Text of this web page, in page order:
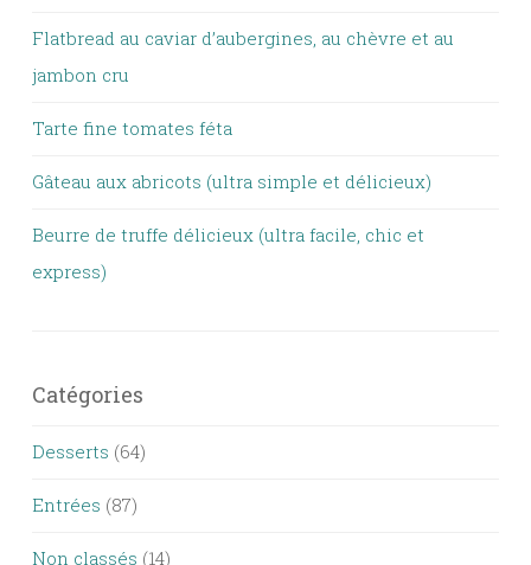
Flatbread au caviar d’aubergines, au chèvre et au
jambon cru
Tarte fine tomates féta
Gâteau aux abricots (ultra simple et délicieux)
Beurre de truffe délicieux (ultra facile, chic et
express)
Catégories
Desserts (64)
Entrées (87)
Non classés (14)